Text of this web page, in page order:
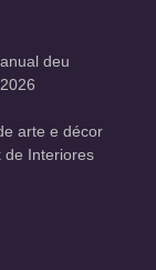
deu
arte e décor
de Interiores